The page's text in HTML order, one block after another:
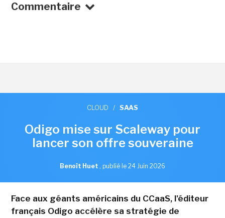
Commentaire
CLOUD / SAAS
Odigo mise sur Scaleway pour
lancer son offre souveraine
Benoît Huet , publié le 24 Juin 2026
Face aux géants américains du CCaaS, l'éditeur
français Odigo accélère sa stratégie de